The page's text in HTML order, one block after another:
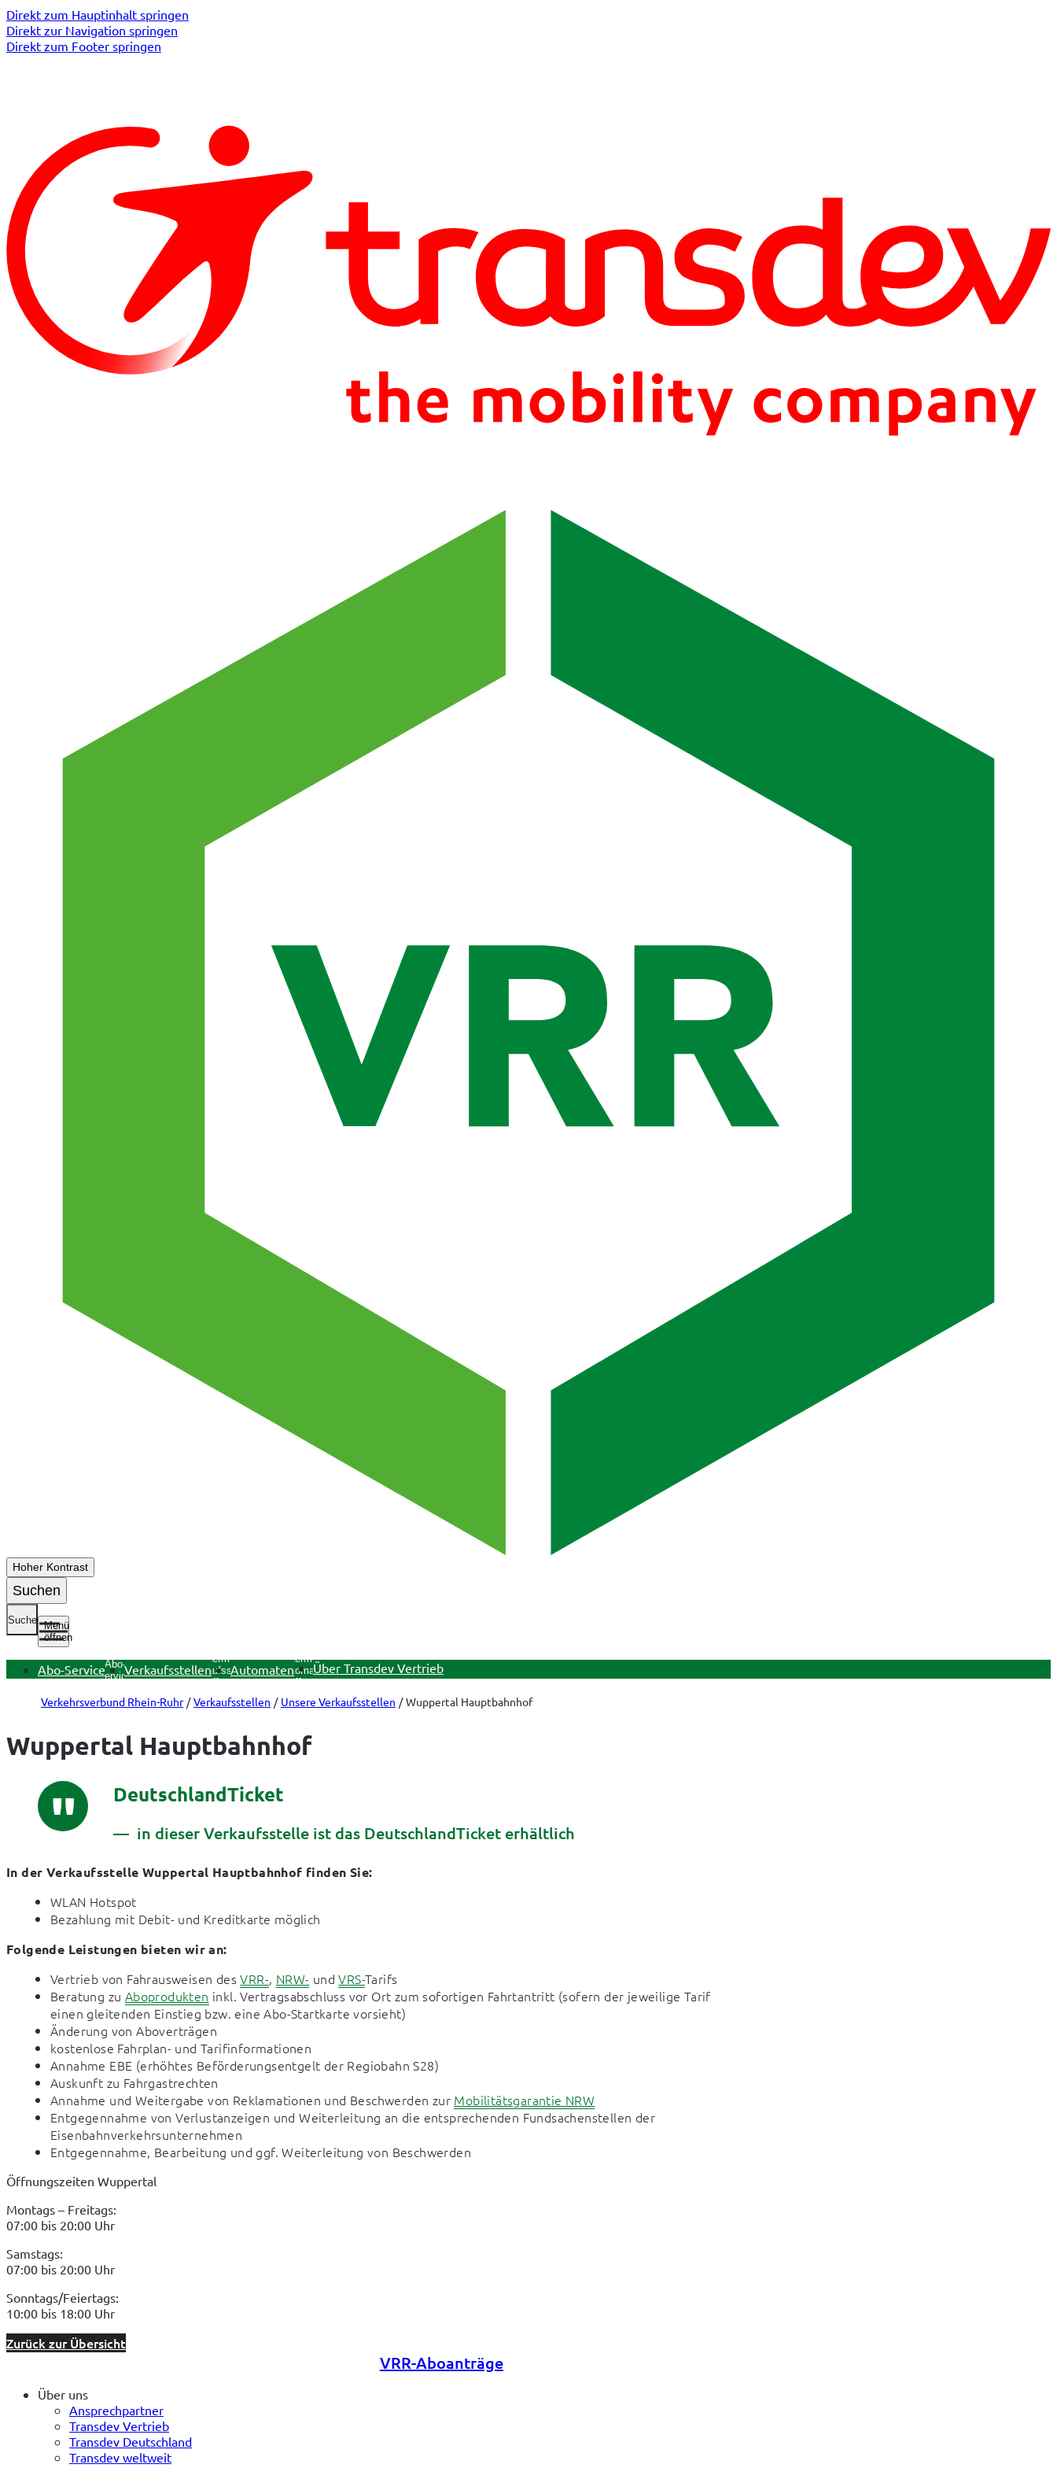
Direkt zum Hauptinhalt springen
Direkt zur Navigation springen
Direkt zum Footer springen
Hoher Kontrast
Suchen
Suche
Menü
öffnen
Abo-ServiceAbo-
ServiceVerkaufsstellen
Untermenü
Verkaufsstellen
öffnen
Automaten
Untermenü
Automaten
öffnen
Über Transdev Vertrieb
Verkehrsverbund Rhein-Ruhr Verkaufsstellen Unsere Verkaufsstellen Wuppertal Hauptbahnhof
Wuppertal Hauptbahnhof
DeutschlandTicket
in dieser Verkaufsstelle ist das DeutschlandTicket erhältlich
In der Verkaufsstelle Wuppertal Hauptbahnhof finden Sie:
WLAN Hotspot
Bezahlung mit Debit- und Kreditkarte möglich
Folgende Leistungen bieten wir an:
Vertrieb von Fahrausweisen desVRR-, NRW- undVRS-Tarifs
Beratung zu Aboprodukten inkl. Vertragsabschluss vor Ort zum sofortigen Fahrtantritt (sofern der jeweilige Tarif
einen gleitenden Einstieg bzw. eine Abo-Startkarte vorsieht)
Änderung von Aboverträgen
kostenlose Fahrplan- und Tarifinformationen
Annahme EBE (erhöhtes Beförderungsentgelt der Regiobahn S28)
Auskunft zu Fahrgastrechten
Annahme und Weitergabe von Reklamationen und Beschwerden zur Mobilitätsgarantie NRW
Entgegennahme von Verlustanzeigen und Weiterleitung an die entsprechenden Fundsachenstellen der
Eisenbahnverkehrsunternehmen
Entgegennahme, Bearbeitung und ggf. Weiterleitung von Beschwerden
Öffnungszeiten Wuppertal
Montags – Freitags:
07:00 bis 20:00 Uhr
Samstags:
07:00 bis 20:00 Uhr
Sonntags/Feiertags:
10:00 bis 18:00 Uhr
Zurück zur Übersicht
VRR-Aboanträge
Über uns
Ansprechpartner
Transdev Vertrieb
Transdev Deutschland
Transdev weltweit